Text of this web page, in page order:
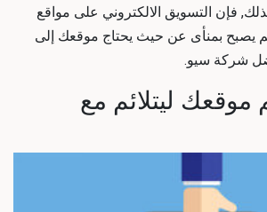
فإن التسويق الالكتروني على مواقع
لم يصبح بمنأى عن حيث يحتاج موقعك إلى
شركة سيو.
موقعك ليتلائم مع